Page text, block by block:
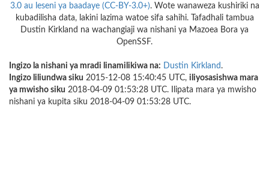
3.0 au leseni ya baadaye (CC-BY-3.0+). Wote wanaweza kushiriki na
kubadilisha data, lakini lazima watoe sifa sahihi. Tafadhali tambua
Dustin Kirkland na wachangiaji wa nishani ya Mazoea Bora ya
OpenSSF.
Ingizo la nishani ya mradi linamilikiwa na: Dustin Kirkland .
Ingizo liliundwa siku 2015-12-08 15:40:45 UTC, iliyosasishwa mara
ya mwisho siku 2018-04-09 01:53:28 UTC. Ilipata mara ya mwisho
nishani ya kupita siku 2018-04-09 01:53:28 UTC.